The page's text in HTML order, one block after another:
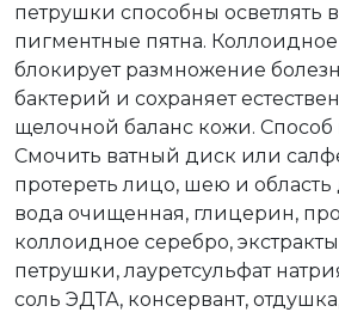
петрушки способны осветлять
пигментные пятна.
блокирует размножение
бактерий и сохраняет
щелочной баланс кожи.
Смочить ватный диск или
протереть лицо, шею и область
вода очищенная, глицерин,
коллоидное серебро,
петрушки, лауретсульфат
соль ЭДТА, консервант,